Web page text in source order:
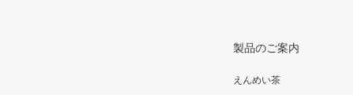
製品のご案内
えんめい茶